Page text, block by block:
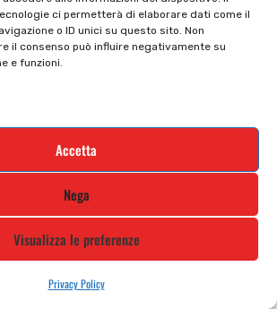
ci permetterà di elaborare dati come il
o ID unici su questo sito. Non
il consenso può influire negativamente su
e funzioni.
Accetta
Nega
Visualizza le preferenze
Privacy Policy
COD 516